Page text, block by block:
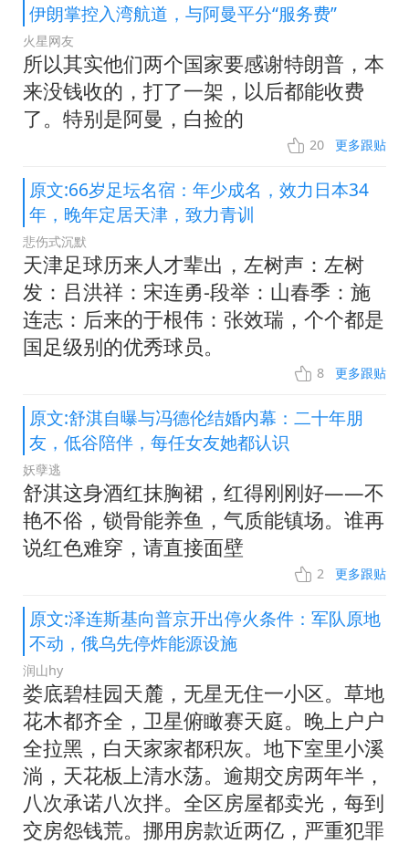
伊朗掌控入湾航道，与阿曼平分“服务费”
火星网友
所以其实他们两个国家要感谢特朗普，本
来没钱收的，打了一架，以后都能收费
了。特别是阿曼，白捡的
20 更多跟贴
原文:66岁足坛名宿：年少成名，效力日本34
年，晚年定居天津，致力青训
悲伤式沉默
天津足球历来人才辈出，左树声：左树
发：吕洪祥：宋连勇-段举：山春季：施
连志：后来的于根伟：张效瑞，个个都是
国足级别的优秀球员。
8 更多跟贴
原文:舒淇自曝与冯德伦结婚内幕：二十年朋
友，低谷陪伴，每任女友她都认识
妖孽逃
舒淇这身酒红抹胸裙，红得刚刚好——不
艳不俗，锁骨能养鱼，气质能镇场。谁再
说红色难穿，请直接面壁
2 更多跟贴
原文:泽连斯基向普京开出停火条件：军队原地
不动，俄乌先停炸能源设施
润山hy
娄底碧桂园天麓，无星无住一小区。草地
花木都齐全，卫星俯瞰赛天庭。晚上户户
全拉黑，白天家家都积灰。地下室里小溪
淌，天花板上清水荡。逾期交房两年半，
八次承诺八次拌。全区房屋都卖光，每到
交房怨钱荒。挪用房款近两亿，严重犯罪